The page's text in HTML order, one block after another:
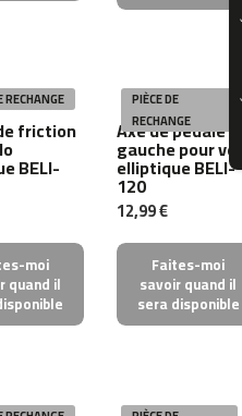
RECHANGE
friction
BELI-
moi
quand il
PIÈCE DE
RECHANGE
Axe de pédale
gauche pour
elliptique BELI-
120
12,99 €
Faites-moi
savoir quand il
sera disponible